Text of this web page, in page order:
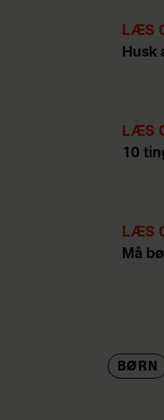
LÆS
Husk
LÆS
10
LÆS
Må
BØRN